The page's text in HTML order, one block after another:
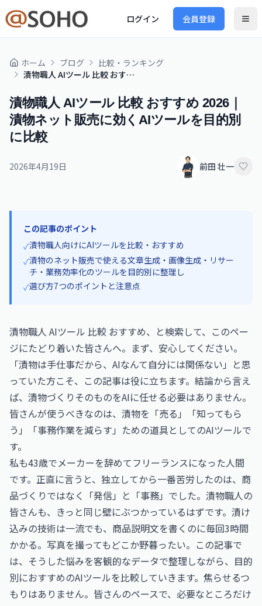
ログイン 会員登録
ホーム ブログ
比較・ランキング
漬物職人 AIツール 比較 おすすめ 2026｜漬物ネット販売に効くAIツールを目的別に比較
漬物職人 AIツール 比較 おすすめ 2026｜
漬物ネット販売に効くAIツールを目的別
に比較
2026年4月19日 前田 壮一
この記事のポイント
✓漬物職人向けにAIツールを比較・おすすめ
✓漬物のネット販売で使える文章生成・画像生成・リサー
チ・業務効率化のツールを目的別に整理し
✓選び方7つのポイントと注意点
漬物職人 AIツール 比較 おすすめ、と検索して、このペー
ジにたどり着いた皆さんへ。まず、安心してください。
「漬物は手仕事だから、AIなんて自分には関係ない」と思
っていた方こそ、この記事は役に立ちます。結論から言え
ば、漬物づくりそのものをAIに任せる必要はありません。
皆さんが使うべきなのは、漬物を「売る」「知ってもら
う」「事務作業を減らす」ための道具としてのAIツールで
す。
私も43歳でメーカーを辞めてフリーランスになった人間
です。正直に言うと、独立してから一番苦労したのは、商
品づくりではなく「発信」と「事務」でした。漬物職人の
皆さんも、きっと同じ壁にぶつかっているはずです。漬け
込みの技術は一流でも、商品説明文を書くのに毎回3時間
かかる。写真を撮ってもどこか野暮ったい。この記事で
は、そうした悩みを客観的なデータで整理しながら、目的
別におすすめのAIツールを比較していきます。焦らせるつ
もりはありません。皆さんのペースで、必要なところだけ